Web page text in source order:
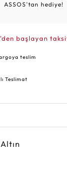
ASSOS'tan hediye!
başlayan
teslim
Teslimat